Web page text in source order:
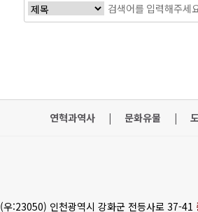
연혁과역사 | 문화유물 |
(우:23050) 인천광역시 강화군 전등사로 37-41